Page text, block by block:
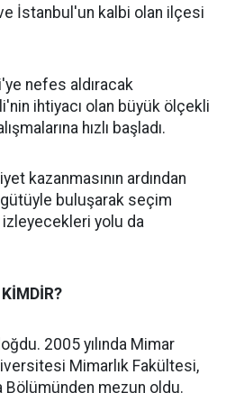
İstanbul'un kalbi olan ilçesi
nefes aldıracak
ihtiyacı olan büyük ölçekli
hızlı başladı.
kazanmasının ardından
buluşarak seçim
izleyecekleri yolu da
2005 yılında Mimar
Mimarlık Fakültesi,
Bölümünden mezun oldu.